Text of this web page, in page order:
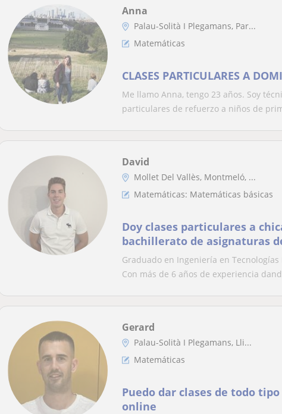
Anna
Palau-Solità I Plegamans, Par...
Matemáticas
CLASES PARTICULARES A
Me llamo Anna, tengo 23 años. Soy
particulares de refuerzo a niños de
David
Mollet Del Vallès, Montmeló, ...
Matemáticas: Matemáticas básicas
Doy clases particulares a
bachillerato de asignaturas
así como matemáticas,
Graduado en Ingeniería en
Con más de 6 años de experiencia
Gerard
Palau-Solità I Plegamans, Lli...
Matemáticas
Puedo dar clases de todo
online